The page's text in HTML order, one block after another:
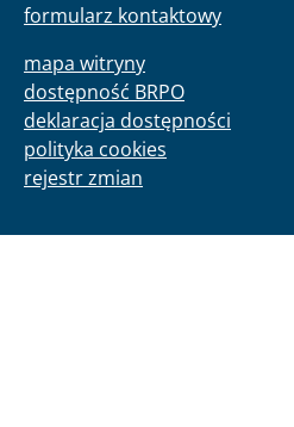
formularz kontaktowy
mapa witryny
dostępność BRPO
deklaracja dostępności
polityka cookies
rejestr zmian